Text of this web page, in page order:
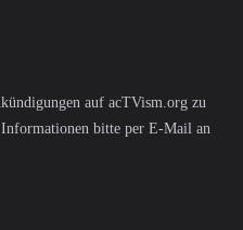
auf acTVism.org zu
bitte per E-Mail an